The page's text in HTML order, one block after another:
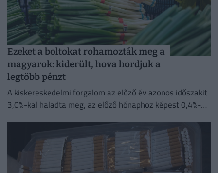
Ezeket a boltokat rohamozták meg a
magyarok: kiderült, hova hordjuk a
legtöbb pénzt
A kiskereskedelmi forgalom az előző év azonos időszakit
3,0%-kal haladta meg, az előző hónaphoz képest 0,4%-